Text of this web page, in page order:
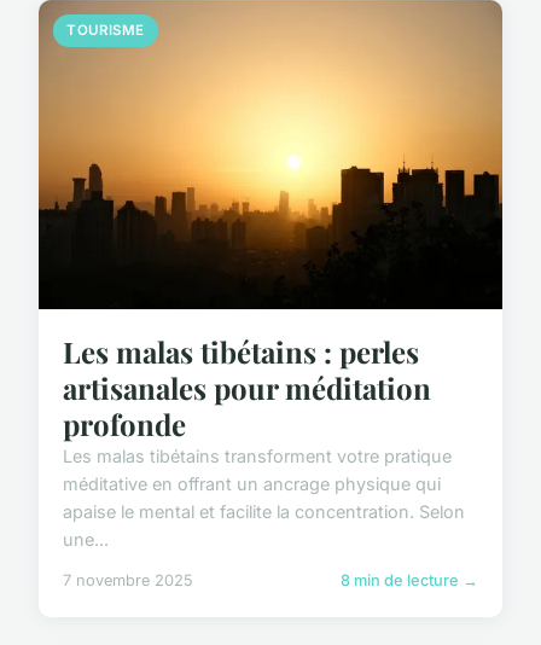
TOURISME
Les malas tibétains : perles
artisanales pour méditation
profonde
Les malas tibétains transforment votre pratique
méditative en offrant un ancrage physique qui
apaise le mental et facilite la concentration. Selon
une...
7 novembre 2025 8 min de lecture →